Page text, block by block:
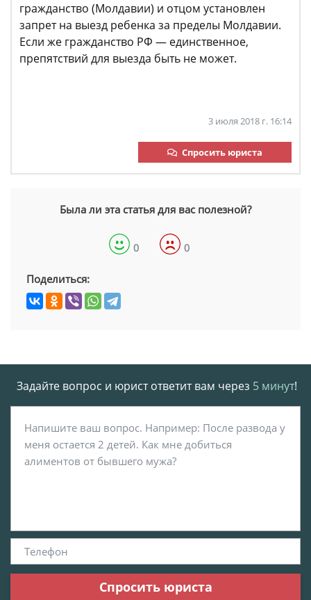
гражданство (Молдавии) и отцом установлен
запрет на выезд ребенка за пределы Молдавии.
Если же гражданство РФ — единственное,
препятствий для выезда быть не может.
3 июля 2018 г. 16:14
Спросить юриста
Была ли эта статья для вас полезной?
0 0
Поделиться:
Задайте вопрос и юрист ответит вам через 5 минут!
Спросить юриста